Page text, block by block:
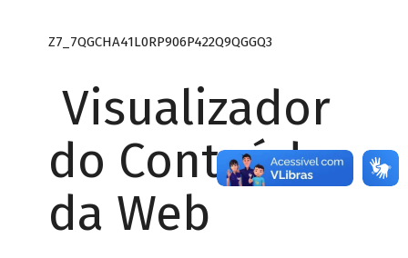
Z7_7QGCHA41L0RP906P422Q9QGGQ3
Visualizador
do Conteúdo
da Web